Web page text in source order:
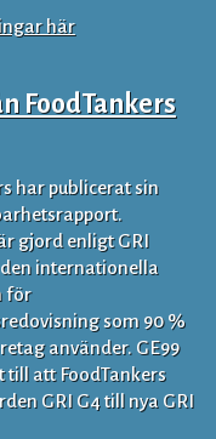
här
FoodTankers
har publicerat sin
gjord enligt GRI
internationella
för
som 90 %
använder. GE99
till att FoodTankers
GRI G4 till nya GRI